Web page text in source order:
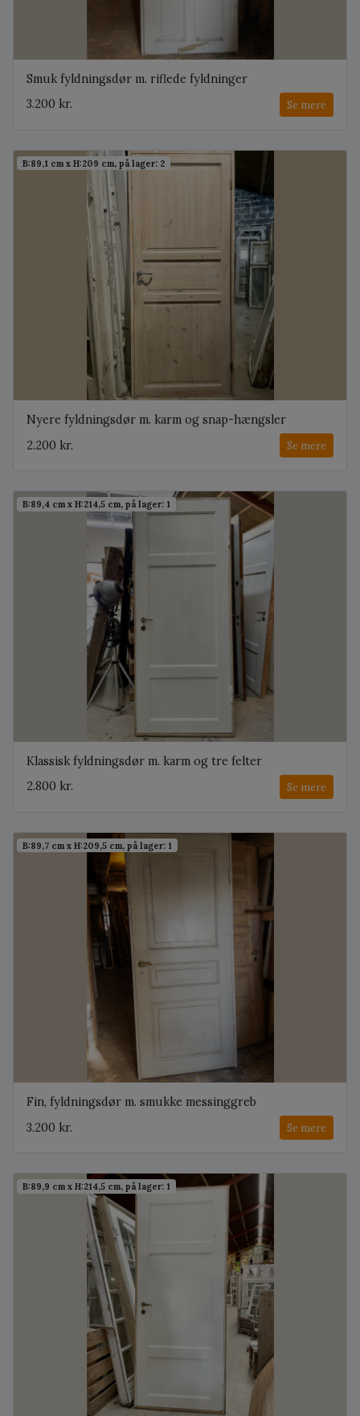
Smuk fyldningsdør m. riflede fyldninger
3.200 kr.
Se mere
B:89,1 cm x H:209 cm, på lager: 2
Nyere fyldningsdør m. karm og snap-hængsler
2.200 kr.
Se mere
B:89,4 cm x H:214,5 cm, på lager: 1
Klassisk fyldningsdør m. karm og tre felter
2.800 kr.
Se mere
B:89,7 cm x H:209,5 cm, på lager: 1
Fin, fyldningsdør m. smukke messinggreb
3.200 kr.
Se mere
B:89,9 cm x H:214,5 cm, på lager: 1